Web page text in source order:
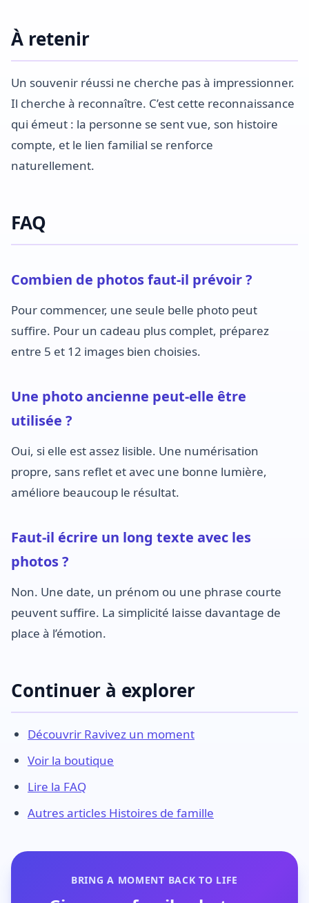
À retenir
Un souvenir réussi ne cherche pas à impressionner.
Il cherche à reconnaître. C’est cette reconnaissance
qui émeut : la personne se sent vue, son histoire
compte, et le lien familial se renforce
naturellement.
FAQ
Combien de photos faut-il prévoir ?
Pour commencer, une seule belle photo peut
suffire. Pour un cadeau plus complet, préparez
entre 5 et 12 images bien choisies.
Une photo ancienne peut-elle être
utilisée ?
Oui, si elle est assez lisible. Une numérisation
propre, sans reflet et avec une bonne lumière,
améliore beaucoup le résultat.
Faut-il écrire un long texte avec les
photos ?
Non. Une date, un prénom ou une phrase courte
peuvent suffire. La simplicité laisse davantage de
place à l’émotion.
Continuer à explorer
Découvrir Ravivez un moment
Voir la boutique
Lire la FAQ
Autres articles Histoires de famille
BRING A MOMENT BACK TO LIFE